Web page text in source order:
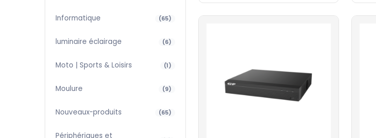
Informatique (65)
luminaire éclairage (6)
Moto | Sports & Loisirs (1)
Moulure (9)
Nouveaux-produits (65)
Périphériques et